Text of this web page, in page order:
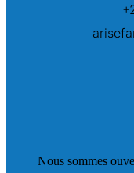
Nous sommes